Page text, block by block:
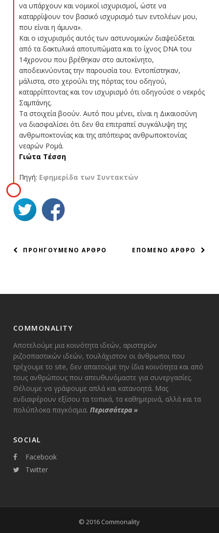
να υπάρχουν και νομικοί ισχυρισμοί, ώστε να
καταρρίψουν τον βασικό ισχυρισμό των εντολέων μου,
που είναι η άμυνα».
Και ο ισχυρισμός αυτός των αστυνομικών διαψεύδεται
από τα δακτυλικά αποτυπώματα και το ίχνος DNA του
14χρονου που βρέθηκαν στο αυτοκίνητο,
αποδεικνύοντας την παρουσία του. Εντοπίστηκαν,
μάλιστα, στο χερούλι της πόρτας του οδηγού,
καταρρίπτοντας και τον ισχυρισμό ότι οδηγούσε ο νεκρός
Σαμπάνης.
Τα στοιχεία βοούν. Αυτό που μένει, είναι η Δικαιοσύνη
να διασφαλίσει ότι δεν θα επιτραπεί συγκάλυψη της
ανθρωποκτονίας και της απόπειρας ανθρωποκτονίας
νεαρών Ρομά.
Γιώτα Τέσση
Πηγή: Εφημερίδα των Συντακτών
ΠΛΟΗΓΗΣΗ
ΕΠΟΜΕΝΟ ΑΡΘΡΟ
ΠΡΟΗΓΟΥΜΕΝΟ ΑΡΘΡΟ
COMMONALITY
Αποτελούμε μια κοινότητα ιδεών, αριστερών
ριζοσπαστικών ιδεών, τουλάχιστον οι άνθρωποι που
τρέχουμε το site, δεν απαιτούμε την ίδια κοινότητα και από
τους ανθρώπους που απευθυνόμαστε για συνεργασίες.
Θέλουμε να γράφουμε απλά και κατανοητά. Μας
ενδιαφέρουν εξίσου τα τοπικά, τα καθημερινά, αλλά και τα
πολύπλοκα παγκόσμια. Περισσότερα»
SOCIAL
Facebook
Twitter
© 2016 Commonality